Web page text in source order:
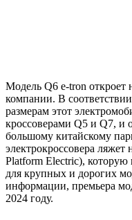
Модель Q6 e-tron откроет
компании. В
размерам этот
кроссоверами Q5 и Q7, и
большому китайскому
электрокроссовера
Platform Electric), которую
для крупных и дорогих
информации, премьера
2024 году.